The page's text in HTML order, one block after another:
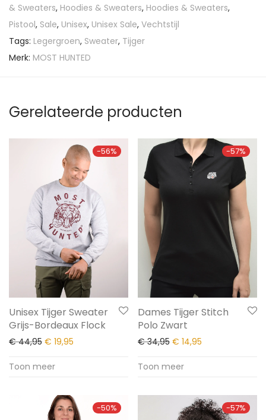
& Sweaters, Hoodies & Sweaters, Hoodies & Sweaters,
Pistool, Sale, Unisex, Unisex Sale, Vechtstijl
Tags: Legergroen, Sweater, Tijger
Merk: MOST HUNTED
Gerelateerde producten
-56%
Unisex Tijger Sweater
Grijs-Bordeaux Flock
€44,95 € 19,95
Toon meer
-57%
Dames Tijger Stitch
Polo Zwart
€34,95 € 14,95
Toon meer
-50% -57%